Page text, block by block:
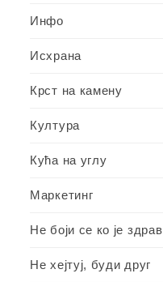
Инфо
Исхрана
Крст на камену
Култура
Кућа на углу
Маркетинг
Не боји се ко је здрав
Не хејтуј, буди друг